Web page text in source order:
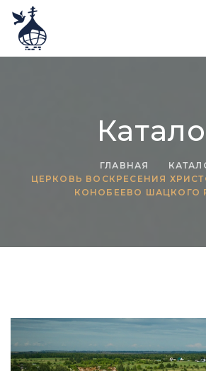
ГЛАВНАЯ
ЦЕРКОВЬ ВОСКРЕСЕНИЯ
КОНОБЕЕВО ШАЦКОГО